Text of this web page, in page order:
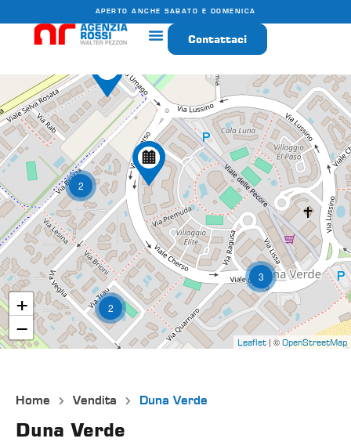
APERTO ANCHE SABATO E DOMENICA
Contattaci
3
2
2
+
−
Leaflet| © OpenStreetMap
Home Vendita Duna Verde
Duna Verde